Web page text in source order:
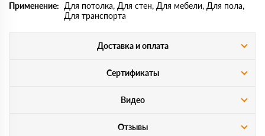
Применение: Для потолка, Для стен, Для мебели, Для пола,
Для транспорта
Доставка и оплата
Сертификаты
Видео
Отзывы